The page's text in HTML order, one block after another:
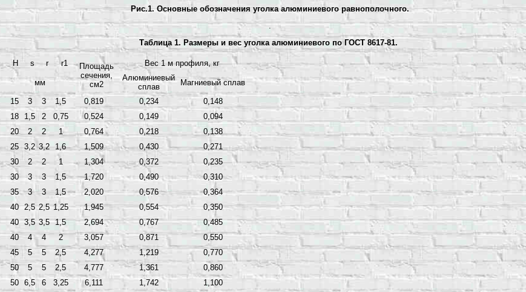
Рис.1. Основные обозначения уголка алюминиевого равнополочного.
.
Таблица 1. Размеры и вес уголка алюминиевого по ГОСТ 8617-81.
H s r r1
Площадь
сечения,
см2
Вес 1 м профиля, кг
мм
Алюминиевый
сплав
Магниевый сплав
15 3 3 1,5 0,819 0,234
0,148
18
1,5 2 0,75 0,524 0,149
0,094
20
2 2 1 0,764 0,218
0,138
25
3,2 3,2 1,6 1,509 0,430
0,271
30
2 2 1 1,304 0,372
0,235
30
3 3 1,5 1,720 0,490
0,310
35
3 3 1,5 2,020 0,576
0,364
40
2,5 2,5 1,25 1,945 0,554
0,350
40
3,5 3,5 1,5 2,694 0,767
0,485
40
4 4 2 3,057 0,871
0,550
45
5 5 2,5 4,277 1,219
0,770
50
5 5 2,5 4,777 1,361
0,860
50
6,5 6 3,25 6,111 1,742
1,100